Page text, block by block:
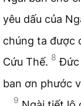
yêu dấu của
chúng ta được
Cứu Thế. 8 Đức
ban ơn phước
9